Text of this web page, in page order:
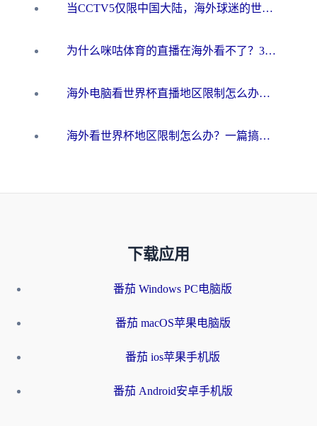
当CCTV5仅限中国大陆，海外球迷的世界杯狂欢如何继续？
为什么咪咕体育的直播在海外看不了？3步解决海外看世界杯+抖音地区限制难题
海外电脑看世界杯直播地区限制怎么办？你需要一个聪明的加速器
海外看世界杯地区限制怎么办？一篇搞定咪咕视频播放+国内资源无缝访问指南
下载应用
番茄 Windows PC电脑版
番茄 macOS苹果电脑版
番茄 ios苹果手机版
番茄 Android安卓手机版